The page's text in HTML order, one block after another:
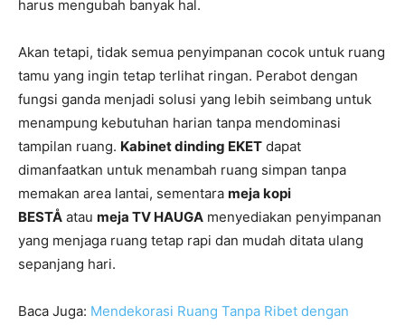
harus mengubah banyak hal.
Akan tetapi, tidak semua penyimpanan cocok untuk ruang
tamu yang ingin tetap terlihat ringan. Perabot dengan
fungsi ganda menjadi solusi yang lebih seimbang untuk
menampung kebutuhan harian tanpa mendominasi
tampilan ruang. Kabinet dinding EKET dapat
dimanfaatkan untuk menambah ruang simpan tanpa
memakan area lantai, sementara meja kopi
BESTÅ atau meja TV HAUGA menyediakan penyimpanan
yang menjaga ruang tetap rapi dan mudah ditata ulang
sepanjang hari.
Baca Juga: Mendekorasi Ruang Tanpa Ribet dengan